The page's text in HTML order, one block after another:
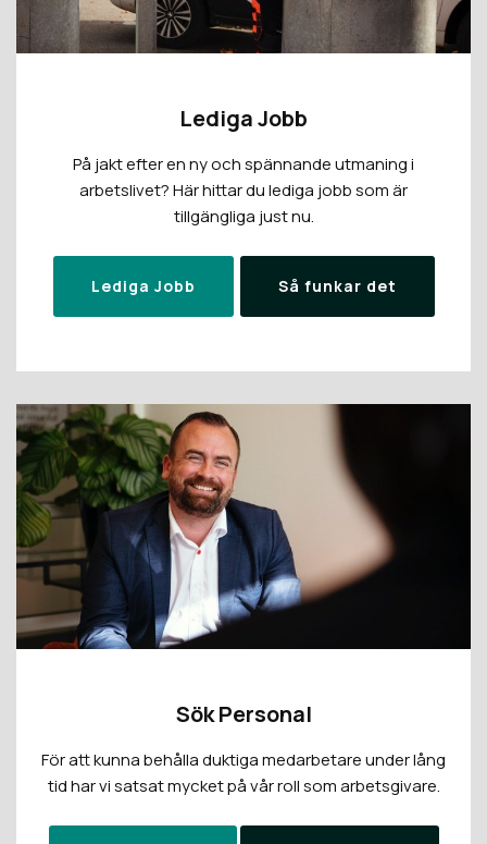
Lediga Jobb
På jakt efter en ny och spännande utmaning i
arbetslivet? Här hittar du lediga jobb som är
tillgängliga just nu.
Lediga Jobb Så funkar det
Sök Personal
För att kunna behålla duktiga medarbetare under lång
tid har vi satsat mycket på vår roll som arbetsgivare.